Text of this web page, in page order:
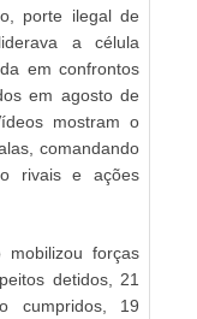
porte ilegal de
a célula
em confrontos
em agosto de
mostram o
comandando
rivais e ações
forças
detidos, 21
cumpridos, 19